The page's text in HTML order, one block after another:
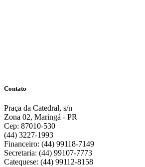
Contato
Praça da Catedral, s/n
Zona 02, Maringá - PR
Cep: 87010-530
(44) 3227-1993
Financeiro: (44) 99118-7149
Secretaria: (44) 99107-7773
Catequese: (44) 99112-8158